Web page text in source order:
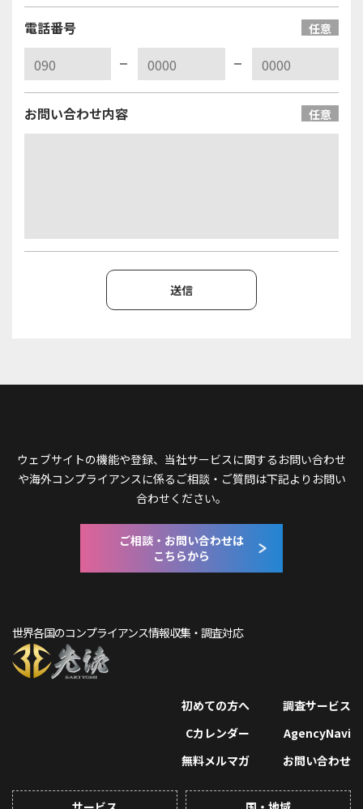
電話番号 任意
お問い合わせ内容 任意
ウェブサイトの機能や登録、当社サービスに関するお問い合わせ
や海外コンプライアンスに係るご相談・ご質問は下記よりお問い
合わせください。
ご相談・お問い合わせは
こちらから
世界各国のコンプライアンス情報収集・調査対応
初めての方へ
調査サービス
Cカレンダー
AgencyNavi
無料メルマガ
お問い合わせ